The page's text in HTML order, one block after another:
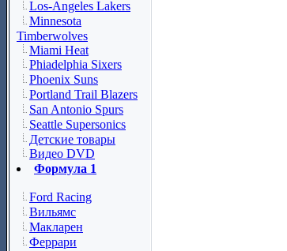
Los-Angeles Lakers
Minnesota
Timberwolves
Miami Heat
Phiadelphia Sixers
Phoenix Suns
Portland Trail Blazers
San Antonio Spurs
Seattle Supersonics
Детские товары
Видео DVD
Формула 1
Ford Racing
Вильямс
Макларен
Феррари